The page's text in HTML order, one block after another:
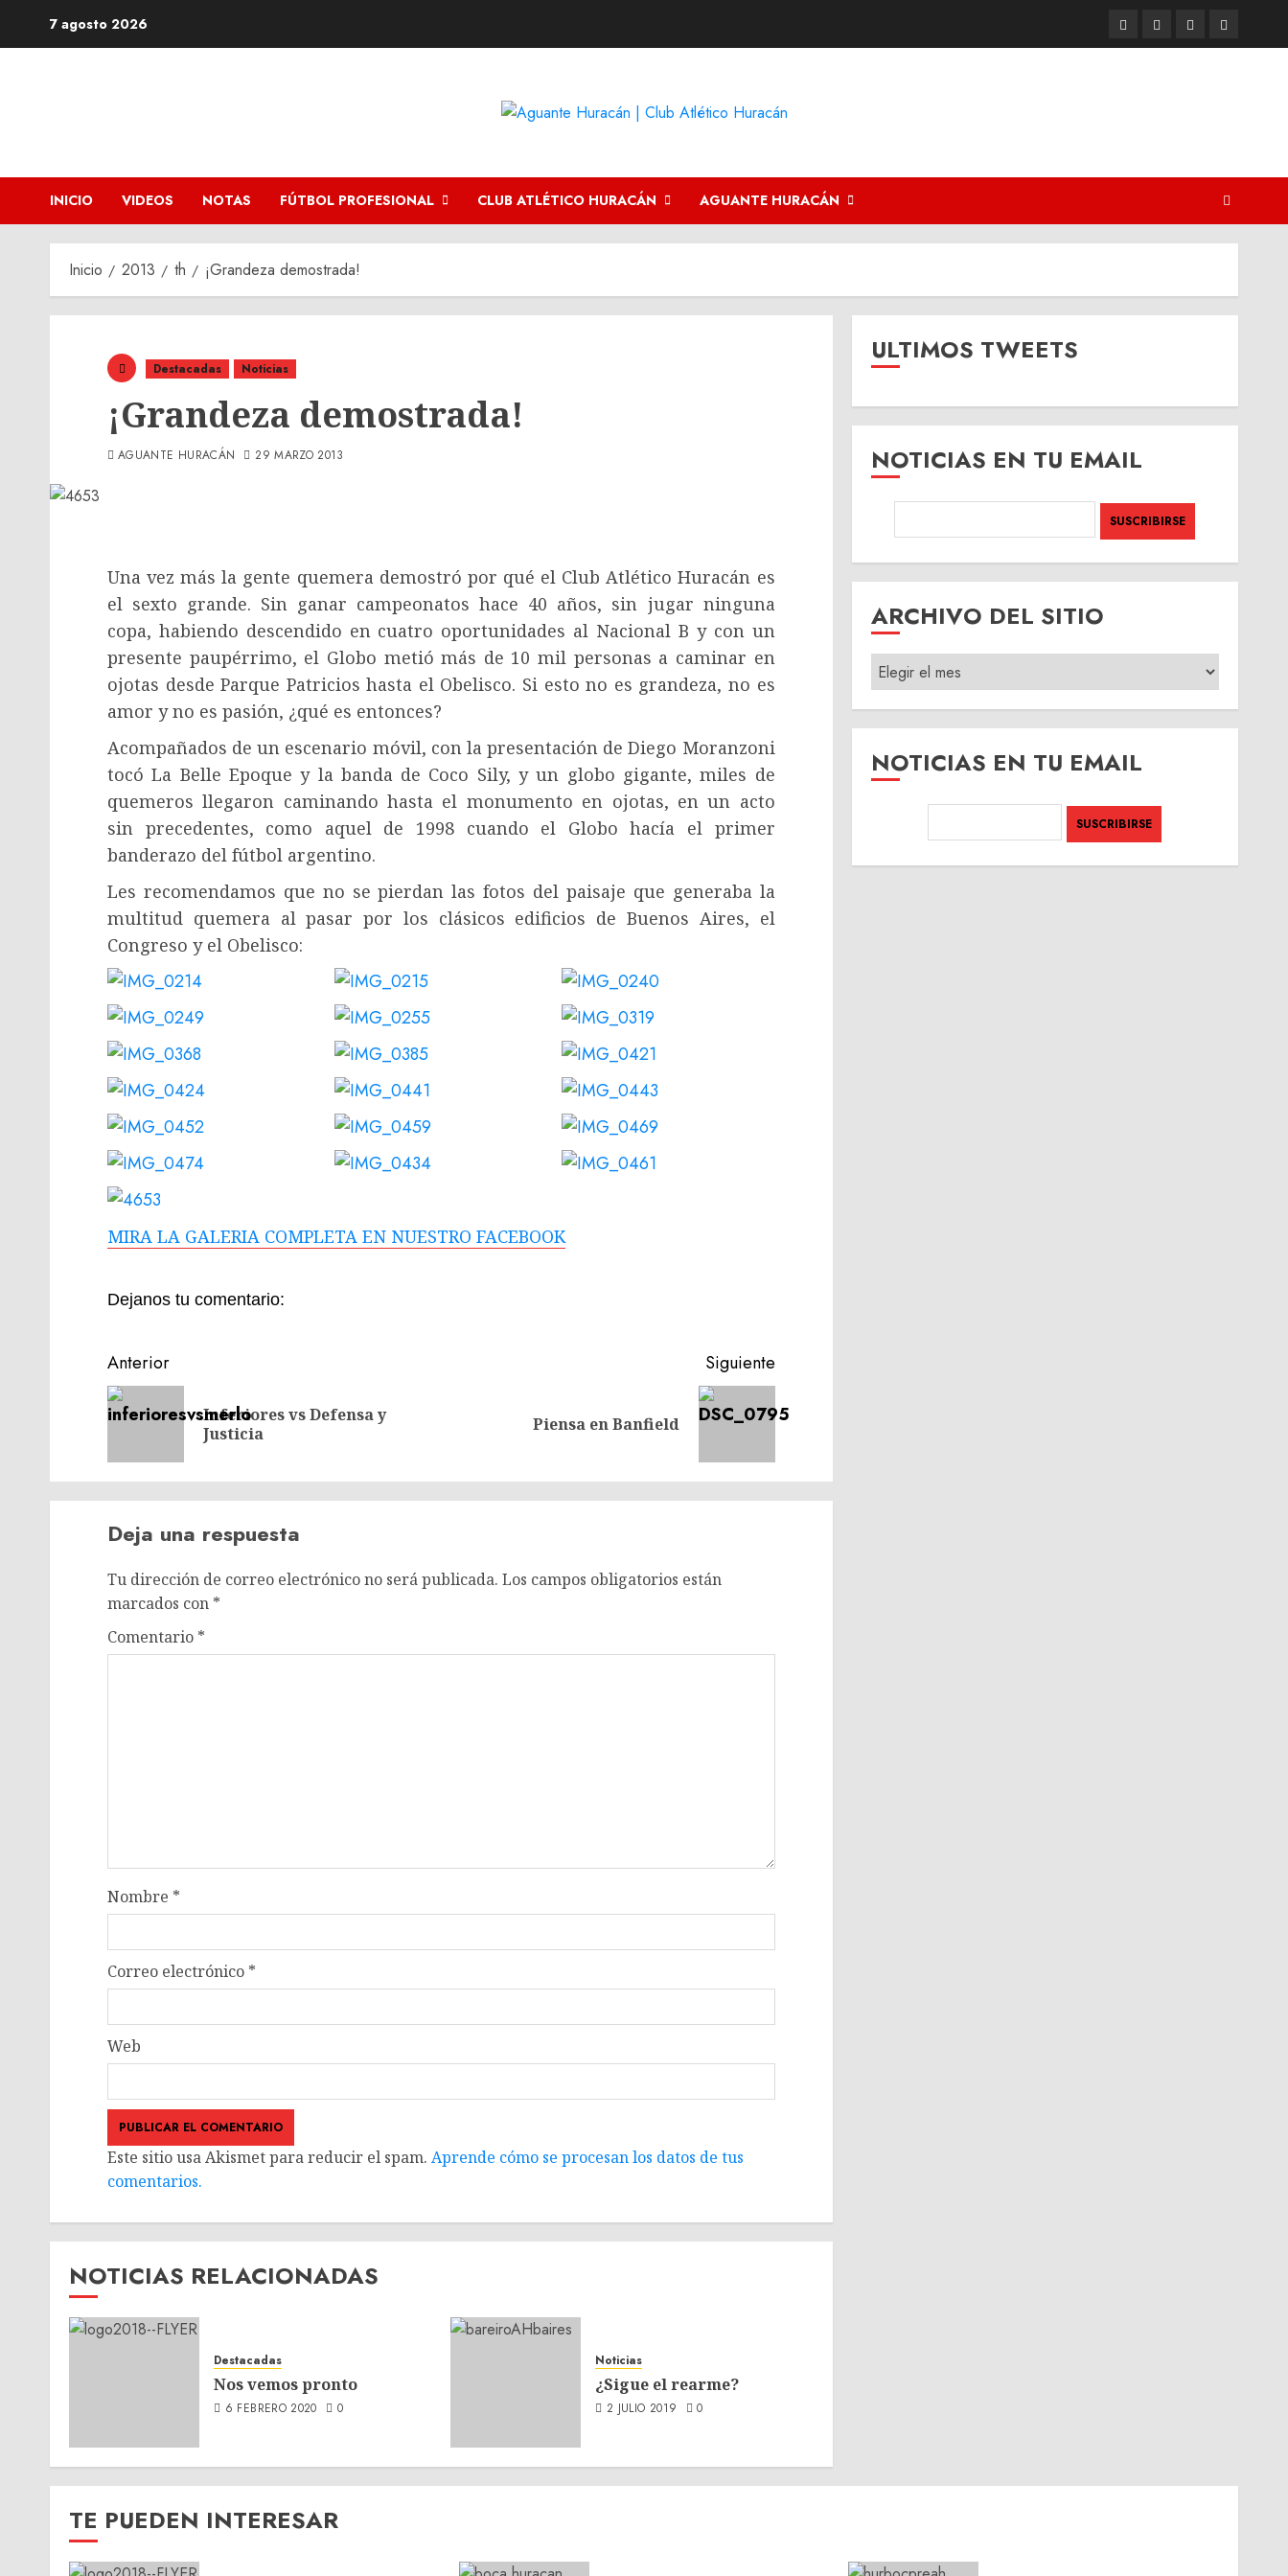
7 agosto 2026 TwitterYoutubeFacebookInstagram
INICIO VIDEOS NOTAS FÚTBOL PROFESIONAL CLUB ATLÉTICO HURACÁN AGUANTE HURACÁN
Inicio 2013 th ¡Grandeza demostrada!
Destacadas Noticias
¡Grandeza demostrada!
AGUANTE HURACÁN 29 MARZO 2013
Una vez más la gente quemera demostró por qué el Club Atlético Huracán es
el sexto grande. Sin ganar campeonatos hace 40 años, sin jugar ninguna
copa, habiendo descendido en cuatro oportunidades al Nacional B y con un
presente paupérrimo, el Globo metió más de 10 mil personas a caminar en
ojotas desde Parque Patricios hasta el Obelisco. Si esto no es grandeza, no es
amor y no es pasión, ¿qué es entonces?
Acompañados de un escenario móvil, con la presentación de Diego Moranzoni
tocó La Belle Epoque y la banda de Coco Sily, y un globo gigante, miles de
quemeros llegaron caminando hasta el monumento en ojotas, en un acto
sin precedentes, como aquel de 1998 cuando el Globo hacía el primer
banderazo del fútbol argentino.
Les recomendamos que no se pierdan las fotos del paisaje que generaba la
multitud quemera al pasar por los clásicos edificios de Buenos Aires, el
Congreso y el Obelisco:
MIRA LA GALERIA COMPLETA EN NUESTRO FACEBOOK
Dejanos tu comentario:
Navegación
de
entradas
Anterior
Inferiores vs Defensa y
Justicia
Siguiente
Piensa en Banfield
Deja una respuesta
Tu dirección de correo electrónico no será publicada. Los campos obligatorios están
marcados con *
Comentario *
Nombre *
Correo electrónico *
Web
Este sitio usa Akismet para reducir el spam. Aprende cómo se procesan los datos de tus
comentarios.
NOTICIAS RELACIONADAS
Destacadas
Nos vemos pronto
6 FEBRERO 2020 0
Noticias
¿Sigue el rearme?
2 JULIO 2019 0
ULTIMOS TWEETS
NOTICIAS EN TU EMAIL
ARCHIVO DEL SITIO
ARCHIVO
DEL
SITIO
NOTICIAS EN TU EMAIL
TE PUEDEN INTERESAR